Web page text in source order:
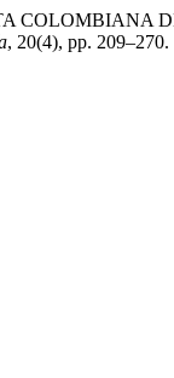
COLOMBIANA
, 20(4), pp. 209–270.